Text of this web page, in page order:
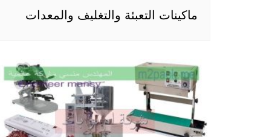
ماكينات التعبئة والتغليف والمعدات